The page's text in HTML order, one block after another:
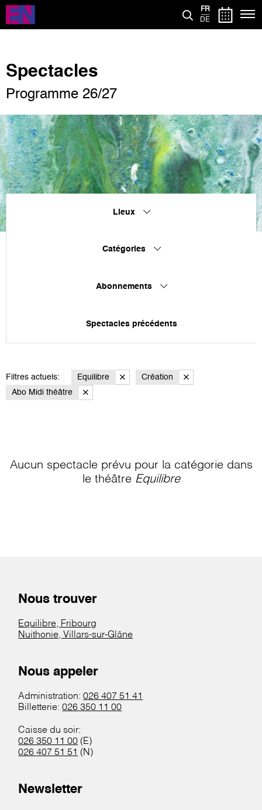
Aller
contenu
FR
DE
Spectacles
Programme 26/27
Lieux
Catégories
Abonnements
Spectacles précédents
Filtres actuels: Equilibre
Création
Abo Midi théâtre
Aucun spectacle prévu pour la catégorie dans
le théâtre Equilibre
Nous trouver
Equilibre, Fribourg
Nuithonie, Villars-sur-Glâne
Nous appeler
Administration:026 407 51 41
Billetterie:026 350 11 00
Caisse du soir:
026 350 11 00 (E)
026 407 51 51 (N)
Newsletter